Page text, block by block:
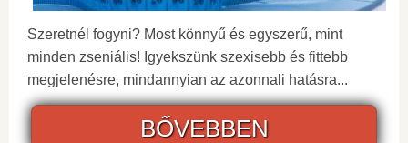
Szeretnél fogyni? Most könnyű és egyszerű, mint
minden zseniális! Igyekszünk szexisebb és fittebb
megjelenésre, mindannyian az azonnali hatásra...
BŐVEBBEN